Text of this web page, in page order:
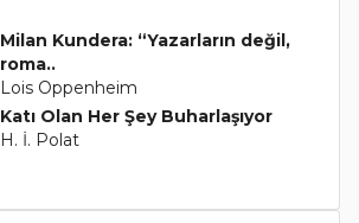
Milan Kundera: “Yazarların değil,
roma..
Lois Oppenheim
Katı Olan Her Şey Buharlaşıyor
H. İ. Polat